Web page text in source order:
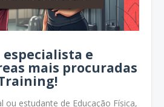
e
mais procuradas
ou estudante de Educação Física,